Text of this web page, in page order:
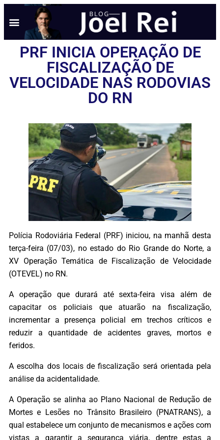
PRF INICIA OPERAÇÃO DE
FISCALIZAÇÃO DE
VELOCIDADE NAS RODOVIAS
DO RN
Polícia Rodoviária Federal (PRF) iniciou, na manhã desta
terça-feira (07/03), no estado do Rio Grande do Norte, a
XV Operação Temática de Fiscalização de Velocidade
(OTEVEL) no RN.
A operação que durará até sexta-feira visa além de
capacitar os policiais que atuarão na fiscalização,
incrementar a presença policial em trechos críticos e
reduzir a quantidade de acidentes graves, mortos e
feridos.
A escolha dos locais de fiscalização será orientada pela
análise da acidentalidade.
A Operação se alinha ao Plano Nacional de Redução de
Mortes e Lesões no Trânsito Brasileiro (PNATRANS), a
qual estabelece um conjunto de mecanismos e ações com
vistas a garantir a segurança viária, dentre estas a